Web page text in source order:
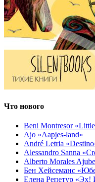
Что нового
Beni Montresor
Ajo «Aapjes-land»
André Letria
Alessandro Sanna
Alberto Morales
Бен Хейсеманс
Елена Репетур «Эх!